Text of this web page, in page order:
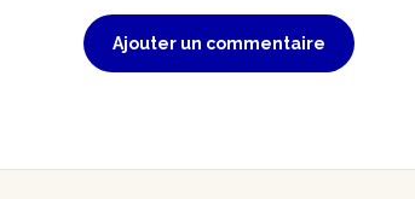
Ajouter un commentaire